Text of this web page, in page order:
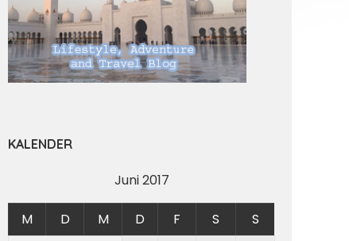
KALENDER
Juni 2017
M D M D F S
S